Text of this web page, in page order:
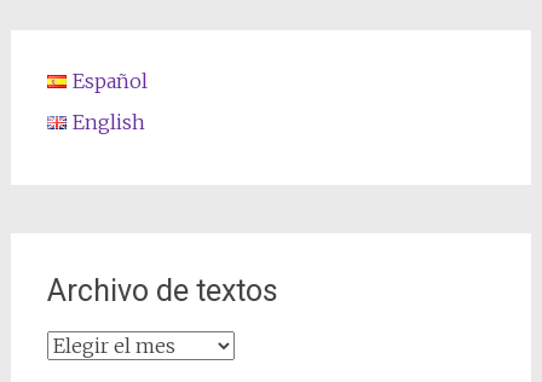
Español
English
Archivo de textos
Archivo